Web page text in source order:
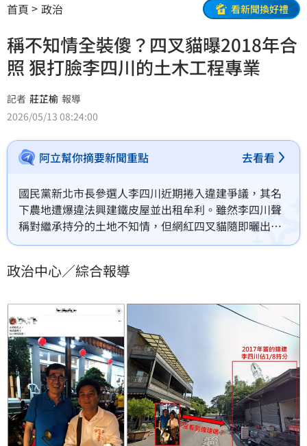
首頁 政治 看新聞換好禮
稱不知情全裝傻？四叉貓曝2018年合
照 狠打臉李四川的土木工程專業
記者 莊芷榆 報導
2026/05/13 08:24:00
阿立幫你摘要新聞重點 去看看
國民黨新北市長參選人李四川近期捲入違建爭議，其名
下農地遭爆違法興建鐵皮屋並出租牟利。雖然李四川聲
稱對繼承持分的土地不知情，但網紅四叉貓隨即曬出
2018年李四川與該違建的合照，強烈質疑其說法。四叉
違建，指責其刻意規避責任。此事件不僅重創李四川長
恐衝擊新北市長選情。
政治中心／綜合報導